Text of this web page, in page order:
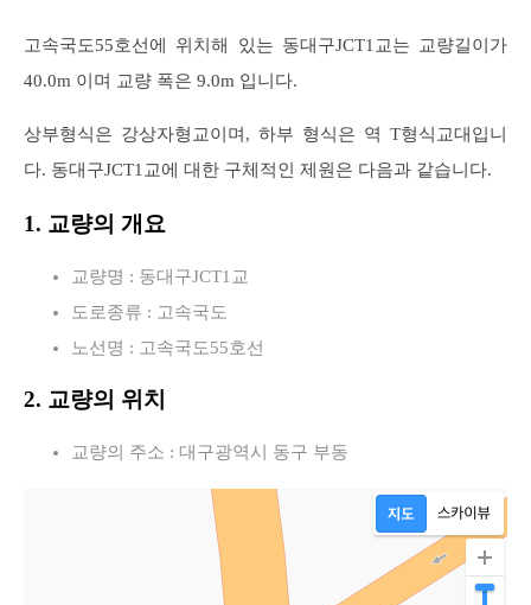
고속국도55호선에 위치해 있는 동대구JCT1교는 교량길이가
40.0m 이며 교량 폭은 9.0m 입니다.
상부형식은 강상자형교이며, 하부 형식은 역 T형식교대입니
다. 동대구JCT1교에 대한 구체적인 제원은 다음과 같습니다.
1. 교량의 개요
교량명 : 동대구JCT1교
도로종류 : 고속국도
노선명 : 고속국도55호선
2. 교량의 위치
교량의 주소 : 대구광역시 동구 부동